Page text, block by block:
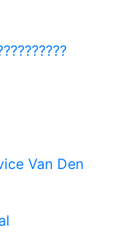
Van Den